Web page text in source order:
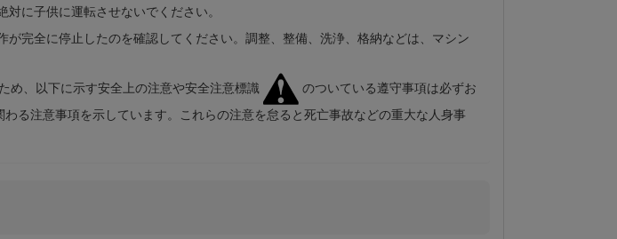
に子供に運転させないでください。
完全に停止したのを確認してください。調整、整備、洗浄、格納などは、マシン
め、以下に示す安全上の注意や安全注意標識
のついている遵守事項は必ずお
る注意事項を示しています。これらの注意を怠ると死亡事故などの重大な人身事